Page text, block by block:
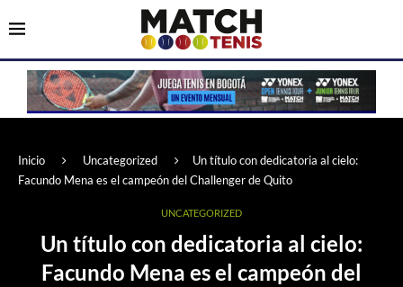
Inicio Uncategorized
Un título con dedicatoria al cielo:
Facundo Mena es el campeón del Challenger de Quito
UNCATEGORIZED
Un título con dedicatoria al cielo:
Facundo Mena es el campeón del